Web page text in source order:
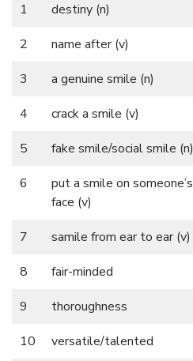
1
destiny (n)
2
name after (v)
3
a genuine smile (n)
4
crack a smile (v)
5
fake smile/social smile (n)
6
put a smile on someone’s
face (v)
7 samile from ear to ear (v)
8
fair-minded
9
thoroughness
10
versatile/talented